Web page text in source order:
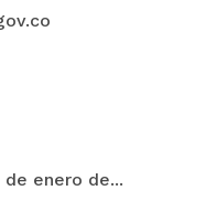
enero de...